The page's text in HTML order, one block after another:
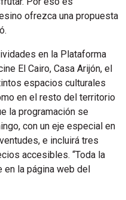
ofrezca una propuesta
en la Plataforma
El Cairo, Casa Arijón, el
espacios culturales
en el resto del territorio
la programación se
con un eje especial en
e incluirá tres
accesibles. “Toda la
en la página web del